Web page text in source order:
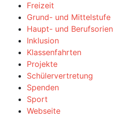
Freizeit
Grund- und Mittelstufe
Haupt- und
Inklusion
Klassenfahrten
Projekte
Schülervertretung
Spenden
Sport
Webseite